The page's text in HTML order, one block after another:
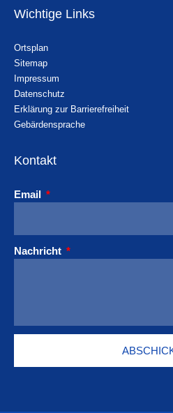
Wichtige Links
Ortsplan
Sitemap
Impressum
Datenschutz
Erklärung zur Barrierefreiheit
Gebärdensprache
Kontakt
Email
Nachricht